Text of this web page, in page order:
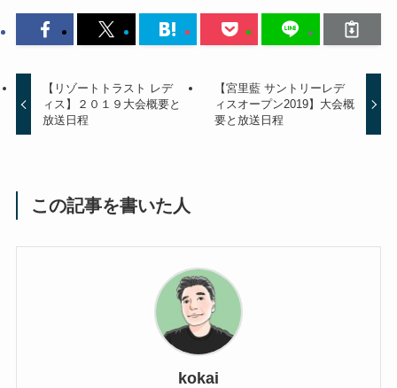
【リゾートトラスト レデ
ィス】２０１９大会概要と
放送日程
【宮里藍 サントリーレデ
ィスオープン2019】大会概
要と放送日程
この記事を書いた人
kokai